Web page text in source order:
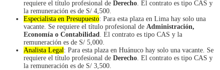
requiere el título profesional de Derecho . El contrato es tipo CAS y
la remuneración es de S/ 4,500.
Especialista en Presupuesto: Para esta plaza en Lima hay solo una
vacante. Se requiere el título profesional de Administración,
Economía o Contabilidad . El contrato es tipo CAS y la
remuneración es de S/ 5,000.
Analista Legal: Para esta plaza en Huánuco hay solo una vacante. Se
requiere el título profesional de Derecho . El contrato es tipo CAS y
la remuneración es de S/ 3,500.